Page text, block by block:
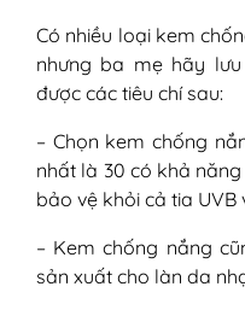
Có nhiều loại kem
nhưng ba mẹ hãy
được các tiêu chí sau:
– Chọn kem chống
nhất là 30 có khả
bảo vệ khỏi cả tia UVB
– Kem chống nắng
sản xuất cho làn da